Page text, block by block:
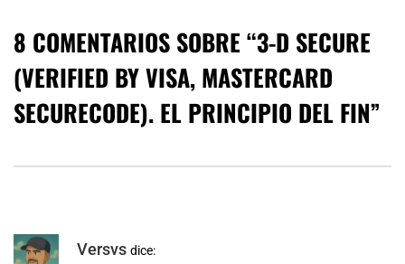
8 COMENTARIOS SOBRE “3-D SECURE
(VERIFIED BY VISA, MASTERCARD
SECURECODE). EL PRINCIPIO DEL FIN”
Versvs dice: